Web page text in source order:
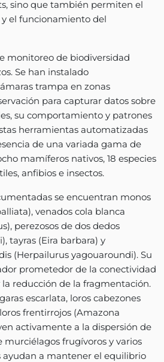
sino que también permiten el
el funcionamiento del
monitoreo de biodiversidad
Se han instalado
trampa en zonas
para capturar datos sobre
su comportamiento y patrones
herramientas automatizadas
de una variada gama de
mamíferos nativos, 18 especies
anfibios e insectos.
se encuentran monos
venados cola blanca
perezosos de dos dedos
tayras (Eira barbara) y
(Herpailurus yagouaroundi). Su
prometedor de la conectividad
reducción de la fragmentación.
escarlata, loros cabezones
frentirrojos (Amazona
activamente a la dispersión de
murciélagos frugívoros y varios
ayudan a mantener el equilibrio